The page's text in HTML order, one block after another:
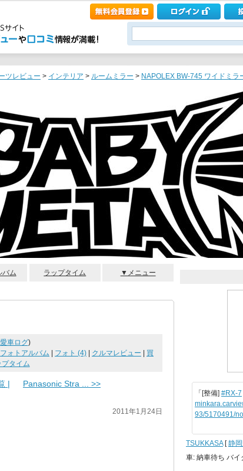
ツレビュー > インテリア > ルームミラー > NAPOLEX BW-745 ワイドミラ
バム ラップタイム ▼メニュー
愛車ログ)
フォトアルバム フォト (4) クルマレビュー
買
プタイム
| Panasonic Stra ... >>
2011年1月24日
「[整備] #RX-7
93/5170491/
TSUKKASA[静
車: 納車待ち バ